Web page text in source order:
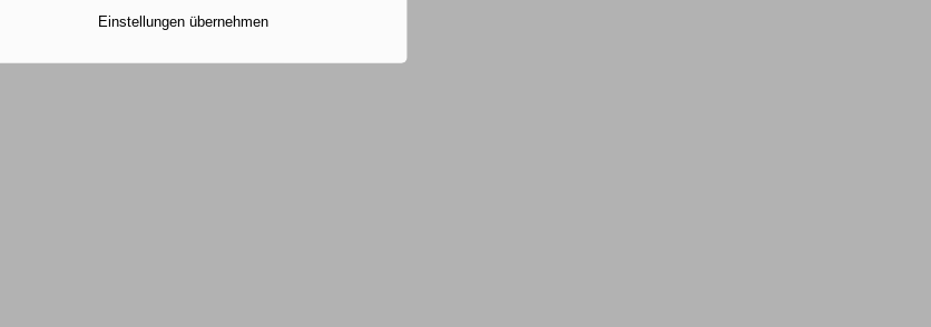
Einstellungen übernehmen